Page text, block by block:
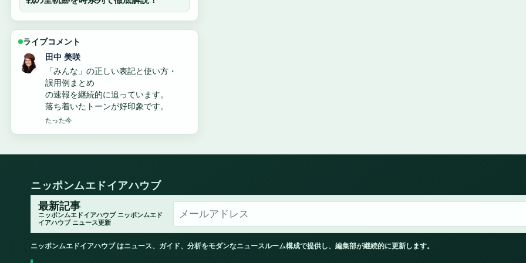
ライブコメント
中村 悠斗
すしざんまい社長・木村清の年齢、
経歴、現在の活動を解説
に関する文脈説明が役立ちます。
このライブ更新を続けてほしいです。
3 分前
ニッポンムエドイアハウブ
最新記事
ニッポンムエドイアハウブ ニッポンムエド
イアハウブ ニュース更新
ニッポンムエドイアハウブ はニュース、ガイド、分析をモダンなニュースルーム構成で提供し、編集部が継続的に更新します。